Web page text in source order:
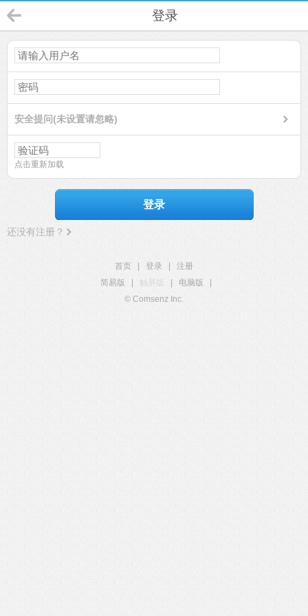
登录
安全提问(未设置请忽略)
点击重新加载
登录
还没有注册？
首页 登录
注册
简易版
触屏版 电脑版
© Comsenz Inc.